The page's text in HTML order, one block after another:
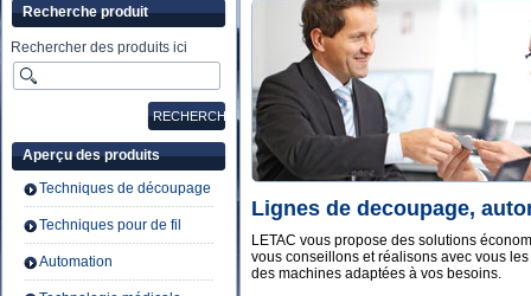
Recherche produit
Rechercher des produits ici
Aperçu des produits
Techniques de découpage
Techniques pour de fil
Automation
Lignes de decoupage,
LETAC vous propose des solutions
vous conseillons et réalisons avec vous
des machines adaptées à vos besoins.